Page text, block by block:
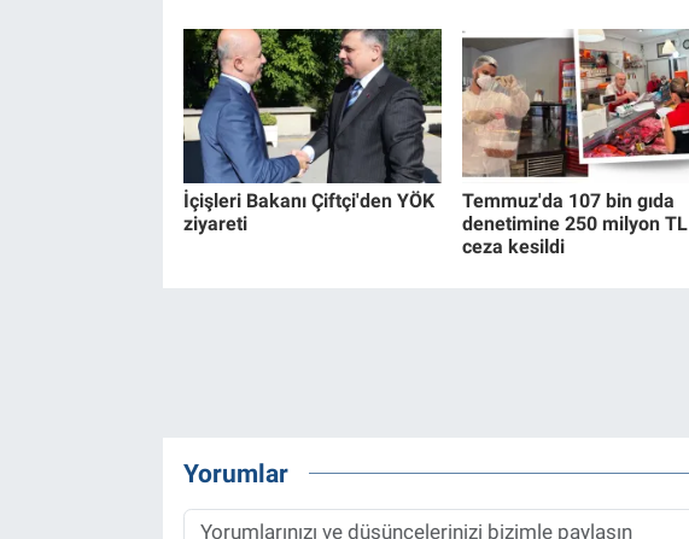
İçişleri Bakanı Çiftçi'den YÖK
ziyareti
Temmuz'da 107 bin gıda
denetimine 250 milyon TL
ceza kesildi
Yorumlar